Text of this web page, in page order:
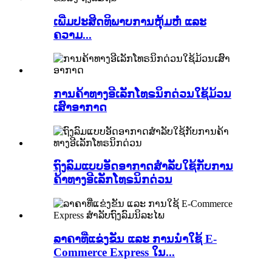
ເພີ່ມປະສິດທິພາບການຫຸ້ມຫໍ່ ແລະ
ຄວາມ...
ການຄ້າທາງອີເລັກໂທຣນິກດ່ວນໃຊ້ມ້ວນ
ເສົາອາກາດ
ຖົງລົມແບບອັດອາກາດສຳລັບໃຊ້ກັບການ
ຄ້າທາງອີເລັກໂທຣນິກດ່ວນ
ລາຄາທີ່ແຂ່ງຂັນ ແລະ ການນຳໃຊ້ E-
Commerce Express ໃນ...